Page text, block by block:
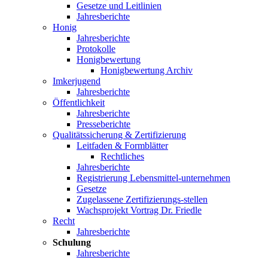
Gesetze und Leitlinien
Jahresberichte
Honig
Jahresberichte
Protokolle
Honigbewertung
Honigbewertung Archiv
Imkerjugend
Jahresberichte
Öffentlichkeit
Jahresberichte
Presseberichte
Qualitätssicherung & Zertifizierung
Leitfaden & Formblätter
Rechtliches
Jahresberichte
Registrierung Lebensmittel-unternehmen
Gesetze
Zugelassene Zertifizierungs-stellen
Wachsprojekt Vortrag Dr. Friedle
Recht
Jahresberichte
Schulung
Jahresberichte